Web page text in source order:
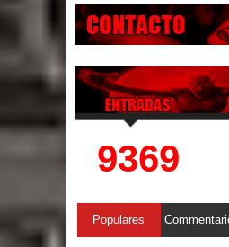
9369
Populares